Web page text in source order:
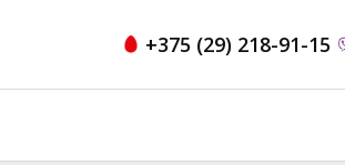
+375 (29) 218-91-15